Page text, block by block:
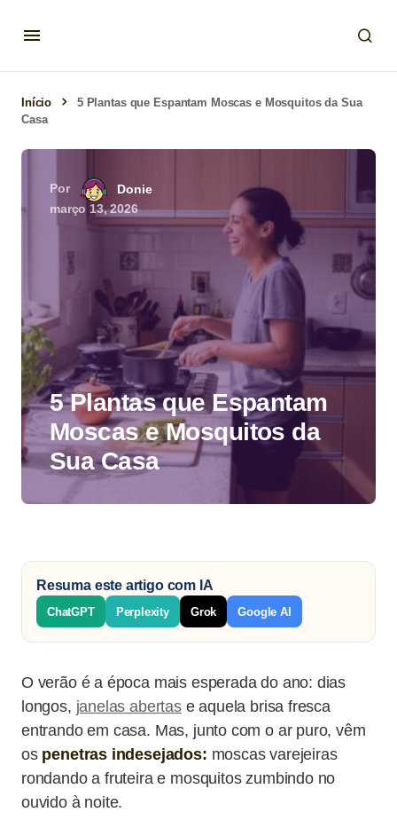
Início
5 Plantas que Espantam Moscas e Mosquitos da Sua
Casa
Por
Donie
março 13, 2026
5 Plantas que Espantam
Moscas e Mosquitos da
Sua Casa
Resuma este artigo com IA
ChatGPT Perplexity Grok Google AI
O verão é a época mais esperada do ano: dias
longos, janelas abertase aquela brisa fresca
entrando em casa. Mas, junto com o ar puro, vêm
os penetras indesejados: moscas varejeiras
rondando a fruteira e mosquitos zumbindo no
ouvido à noite.